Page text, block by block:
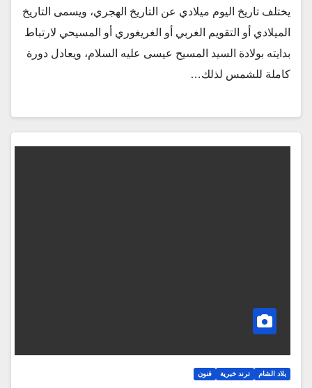
يختلف تاريخ اليوم ميلادي عن التاريخ الهجري، ويسمى التاريخ
الميلادي أو التقويم الغربي أو الغريغوري أو المسيحي لارتباط
بدايته بولادة السيد المسيح عيسى عليه السلام، ويعادل دورة
كاملة للشمس لذلك…
بلاد الشام ترند خبرية فنون